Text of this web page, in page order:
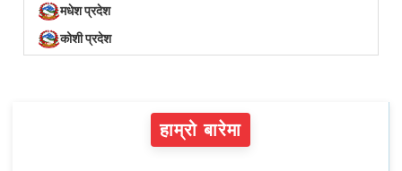
मधेश प्रदेश
कोशी प्रदेश
हाम्रो बारेमा